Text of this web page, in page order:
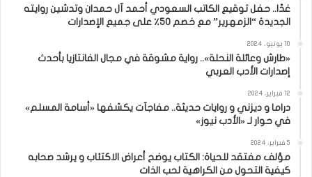
غدًا.. حفل توقيع الكاتب السعودي أحمد آل حمدان وتدشين روايته
الجديدة “الزمهرير” مع خصم 50٪ على جميع الإصدارات
10 يونيو، 2024
«طارش وعائلة النحلة».. رواية مشوقة في مجال الفانتازيا بأحدث
إصدارات الأدب العربي
12 فبراير، 2024
دراما و ديزني و روايات حديثة.. مفاجآت يكشفها «أسامة المسلم»
في حوار لـ «الأدب نيوز»
5 فبراير، 2024
مؤلف مفتقد للحياة: الكتاب يوضح أعراض الاكتئاب و يرشد صحابه
كيفية التحول من الكراهية لحب الذات